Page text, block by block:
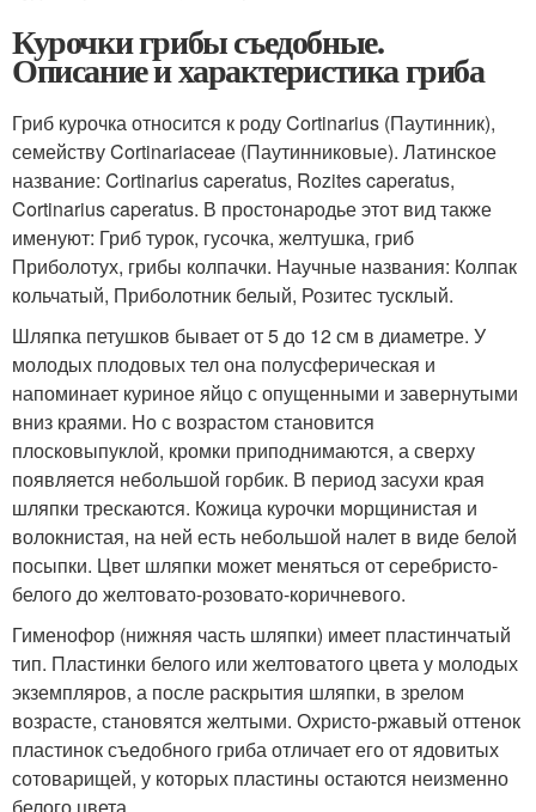
Курочки грибы съедобные.
Описание и характеристика гриба
Гриб курочка относится к роду Cortinarius (Паутинник),
семейству Cortinariaceae (Паутинниковые). Латинское
название: Cortinarius caperatus, Rozites caperatus,
Cortinarius caperatus. В простонародье этот вид также
именуют: Гриб турок, гусочка, желтушка, гриб
Приболотух, грибы колпачки. Научные названия: Колпак
кольчатый, Приболотник белый, Розитес тусклый.
Шляпка петушков бывает от 5 до 12 см в диаметре. У
молодых плодовых тел она полусферическая и
напоминает куриное яйцо с опущенными и завернутыми
вниз краями. Но с возрастом становится
плосковыпуклой, кромки приподнимаются, а сверху
появляется небольшой горбик. В период засухи края
шляпки трескаются. Кожица курочки морщинистая и
волокнистая, на ней есть небольшой налет в виде белой
посыпки. Цвет шляпки может меняться от серебристо-
белого до желтовато-розовато-коричневого.
Гименофор (нижняя часть шляпки) имеет пластинчатый
тип. Пластинки белого или желтоватого цвета у молодых
экземпляров, а после раскрытия шляпки, в зрелом
возрасте, становятся желтыми. Охристо-ржавый оттенок
пластинок съедобного гриба отличает его от ядовитых
сотоварищей, у которых пластины остаются неизменно